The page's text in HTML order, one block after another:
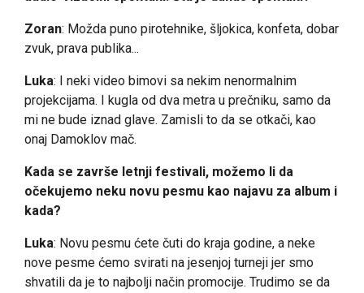
Zoran: Možda puno pirotehnike, šljokica, konfeta, dobar
zvuk, prava publika...
Luka: I neki video bimovi sa nekim nenormalnim
projekcijama. I kugla od dva metra u prečniku, samo da
mi ne bude iznad glave. Zamisli to da se otkači, kao
onaj Damoklov mač.
Kada se završe letnji festivali, možemo li da
očekujemo neku novu pesmu kao najavu za album i
kada?
Luka: Novu pesmu ćete čuti do kraja godine, a neke
nove pesme ćemo svirati na jesenjoj turneji jer smo
shvatili da je to najbolji način promocije. Trudimo se da